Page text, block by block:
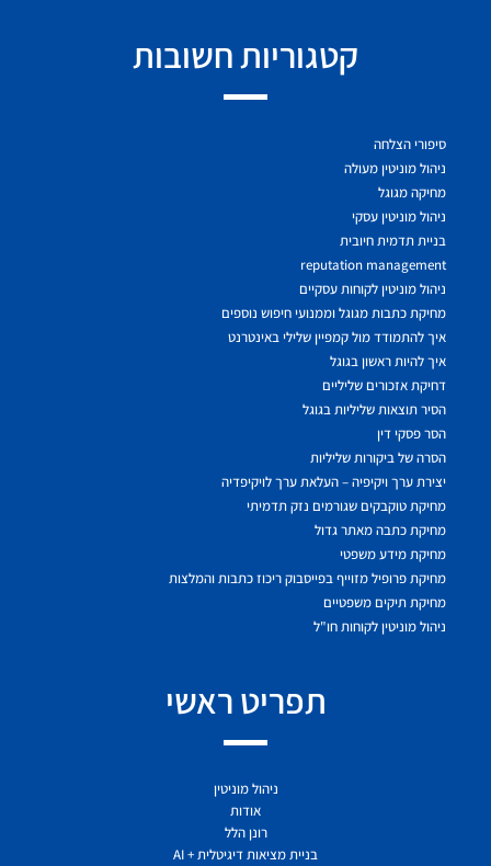
קטגוריות חשובות
סיפורי הצלחה
ניהול מוניטין מעולה
מחיקה מגוגל
ניהול מוניטין עסקי
בניית תדמית חיובית
reputation management
ניהול מוניטין לקוחות עסקיים
מחיקת כתבות מגוגל וממנועי חיפוש נוספים
איך להתמודד מול קמפיין שלילי באינטרנט
איך להיות ראשון בגוגל
דחיקת אזכורים שליליים
הסיר תוצאות שליליות בגוגל
הסר פסקי דין
הסרה של ביקורות שליליות
יצירת ערך ויקיפיה – העלאת ערך לויקיפדיה
מחיקת טוקבקים שגורמים נזק תדמיתי
מחיקת כתבה מאתר גדול
מחיקת מידע משפטי
מחיקת פרופיל מזוייף בפייסבוק ריכוז כתבות והמלצות
מחיקת תיקים משפטיים
ניהול מוניטין לקוחות חו"ל
תפריט ראשי
ניהול מוניטין
אודות
רונן הלל
בניית מציאות דיגיטלית + AI